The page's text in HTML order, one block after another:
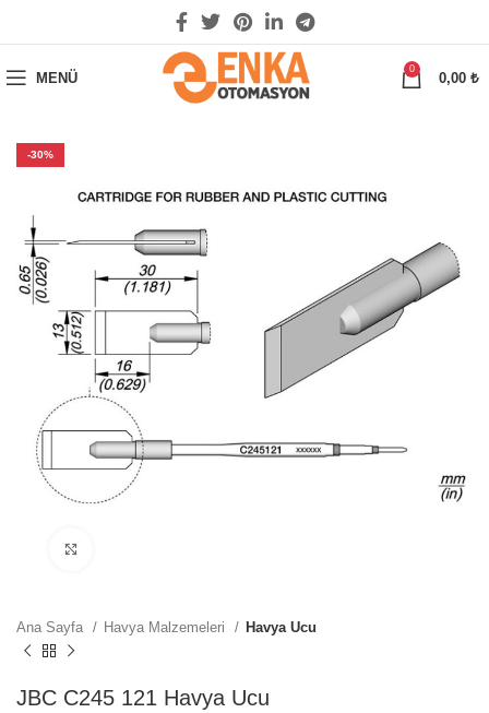
MENÜ
0
0,00 ₺
-30%
Ana Sayfa Havya Malzemeleri Havya Ucu
JBC C245 121 Havya Ucu